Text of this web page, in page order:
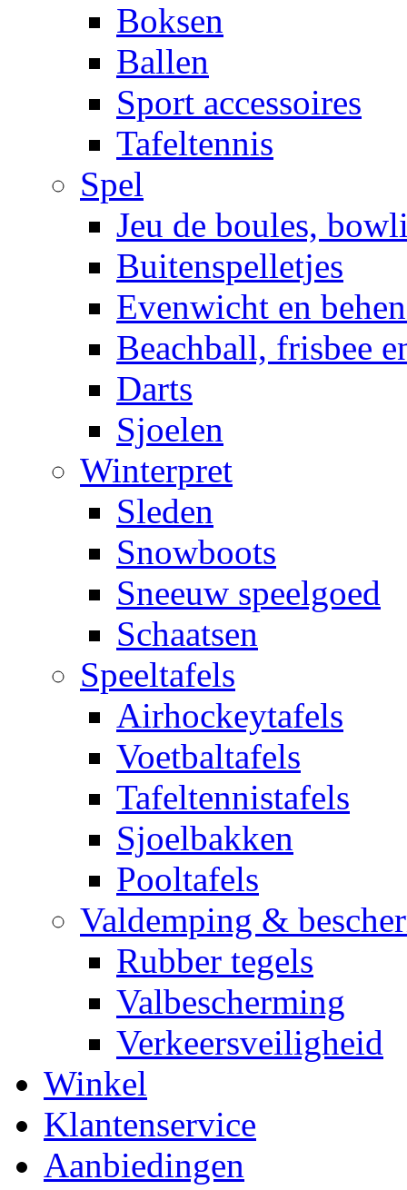
Boksen
Ballen
Sport accessoires
Tafeltennis
Spel
Jeu de boules,
Buitenspelletjes
Evenwicht en
Beachball, frisbee
Darts
Sjoelen
Winterpret
Sleden
Snowboots
Sneeuw speelgoed
Schaatsen
Speeltafels
Airhockeytafels
Voetbaltafels
Tafeltennistafels
Sjoelbakken
Pooltafels
Valdemping &
Rubber tegels
Valbescherming
Verkeersveiligheid
Winkel
Klantenservice
Aanbiedingen